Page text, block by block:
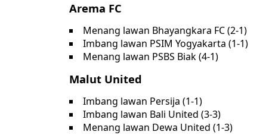
Arema FC
Menang lawan Bhayangkara FC (2-1)
Imbang lawan PSIM Yogyakarta (1-1)
Menang lawan PSBS Biak (4-1)
Malut United
Imbang lawan Persija (1-1)
Imbang lawan Bali United (3-3)
Menang lawan Dewa United (1-3)